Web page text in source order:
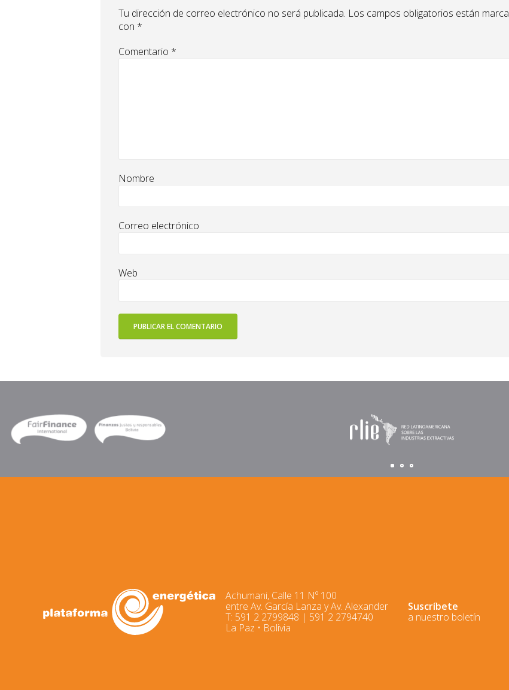
Tu dirección de correo electrónico no será publicada. Los campos obligatorios están
con *
Comentario *
Nombre
Correo electrónico
Web
Achumani, Calle 11 Nº 100
entre Av. García Lanza y Av. Alexander
T: 591 2 2799848 | 591 2 2794740
La Paz • Bolivia
Suscríbete
a nuestro boletín